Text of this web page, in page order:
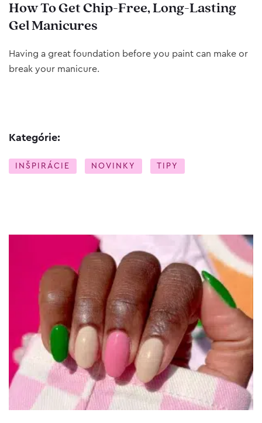
How To Get Chip-Free, Long-Lasting
Gel Manicures
Having a great foundation before you paint can make or
break your manicure.
Kategórie:
INŠPIRÁCIE NOVINKY TIPY